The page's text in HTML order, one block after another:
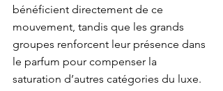
bénéficient directement de ce
mouvement, tandis que les grands
groupes renforcent leur présence dans
le parfum pour compenser la
saturation d’autres catégories du luxe.